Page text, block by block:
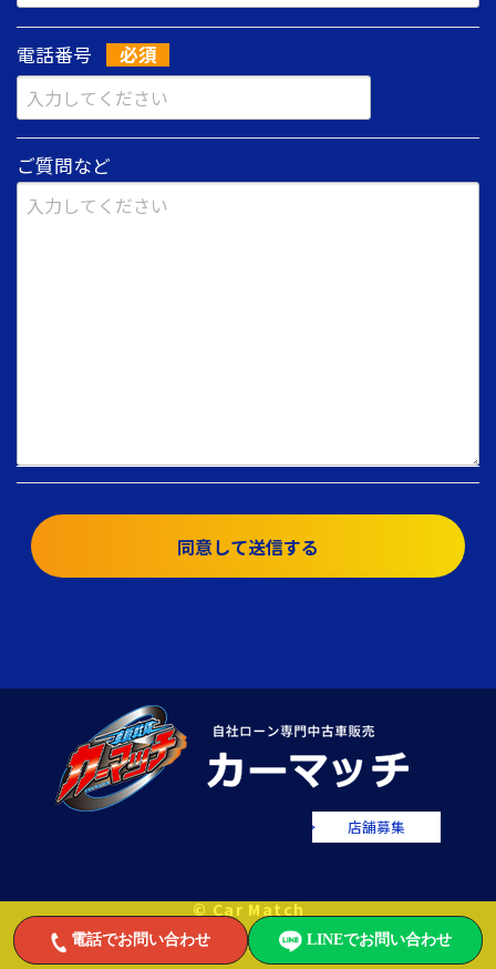
電話番号
ご質問など
同意して送信する
電話でお問い合わせ LINEでお問い合わせ
店舗募集
© Car Match
自社ローンで中古車をお値打ちに販売するカーマッチ